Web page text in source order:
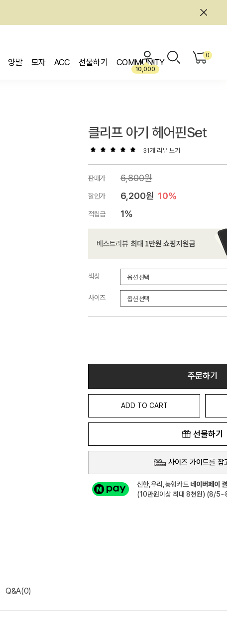
양말 모자 ACC 선물하기 COMMUNITY
10,000
0
클리프 아기 헤어핀set
31개 리뷰 보기
판매가 6,800원
할인가 6,200원 10%
적립금 1%
색상
사이즈
주문하기
ADD TO CART
선물하기
사이즈 가이드를 참
신한,우리,농협카드 네이버페이
(10만원이상 최대 8천원) (8/
Q&A(0)